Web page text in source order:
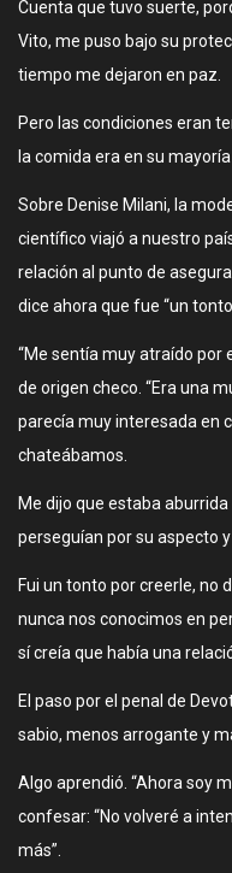
Cuenta que tuvo suerte,
Vito, me puso bajo su
tiempo me dejaron en paz.
Pero las condiciones eran
la comida era en su mayoría
Sobre Denise Milani, la
científico viajó a nuestro
relación al punto de
dice ahora que fue “un tonto
“Me sentía muy atraído por
de origen checo. “Era una
parecía muy interesada en
chateábamos.
Me dijo que estaba
perseguían por su aspecto
Fui un tonto por creerle, no
nunca nos conocimos en
sí creía que había una
El paso por el penal de
sabio, menos arrogante y
Algo aprendió. “Ahora soy
confesar: “No volveré a
más”.